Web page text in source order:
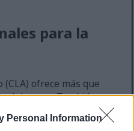
Personal Information
para la
ofrece más que
de peso. También
cáncer, fortaleciendo
la inflamación.